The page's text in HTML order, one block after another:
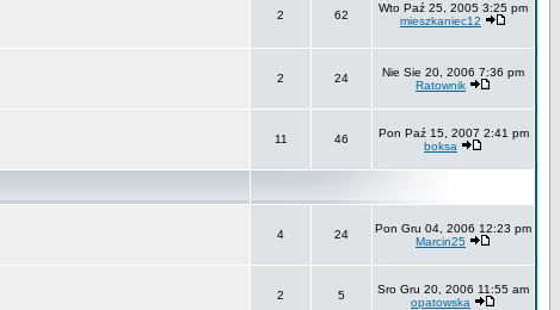
2 62
Wto Paź 25, 2005 3:25 pm
mieszkaniec12
2 24
Nie Sie 20, 2006 7:36 pm
Ratownik
11 46
Pon Paź 15, 2007 2:41 pm
boksa
4 24
Pon Gru 04, 2006 12:23 pm
Marcin25
2 5
Sro Gru 20, 2006 11:55 am
opatowska